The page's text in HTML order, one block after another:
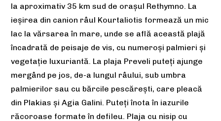
la aproximativ 35 km sud de orașul Rethymno. La
ieșirea din canion râul Kourtaliotis formează un mic
lac la vărsarea în mare, unde se află această plajă
încadrată de peisaje de vis, cu numeroși palmieri și
vegetație luxuriantă. La plaja Preveli puteți ajunge
mergând pe jos, de-a lungul râului, sub umbra
palmierilor sau cu bărcile pescărești, care pleacă
din Plakias și Agia Galini. Puteți înota în iazurile
răcoroase formate în defileu. Plaja cu nisip cu